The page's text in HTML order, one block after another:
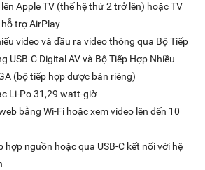
Apple TV (thế hệ thứ 2 trở lên) hoặc TV
trợ AirPlay
video và đầu ra video thông qua Bộ Tiếp
USB-C Digital AV và Bộ Tiếp Hợp Nhiều
(bộ tiếp hợp được bán riêng)
Li-Po 31,29 watt-giờ
bằng Wi-Fi hoặc xem video lên đến 10
hợp nguồn hoặc qua USB-C kết nối với hệ